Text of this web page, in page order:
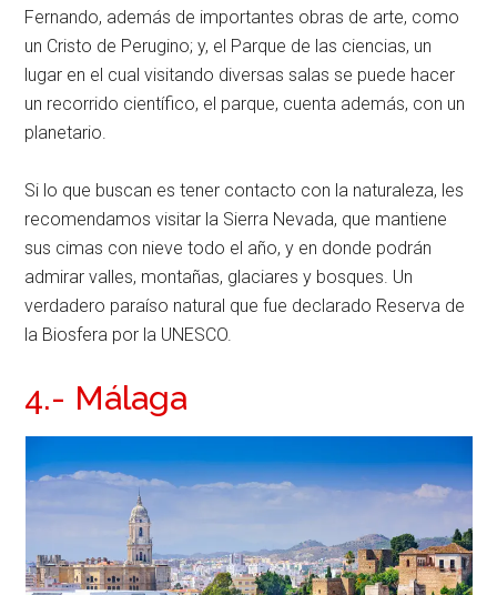
Fernando, además de importantes obras de arte, como
un Cristo de Perugino; y, el Parque de las ciencias, un
lugar en el cual visitando diversas salas se puede hacer
un recorrido científico, el parque, cuenta además, con un
planetario.
Si lo que buscan es tener contacto con la naturaleza, les
recomendamos visitar la Sierra Nevada, que mantiene
sus cimas con nieve todo el año, y en donde podrán
admirar valles, montañas, glaciares y bosques. Un
verdadero paraíso natural que fue declarado Reserva de
la Biosfera por la UNESCO.
4.- Málaga